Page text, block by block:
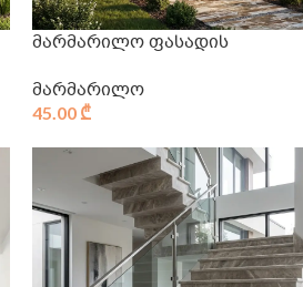
მარმარილო ფასადის
მარმარილო
45.00 ₾